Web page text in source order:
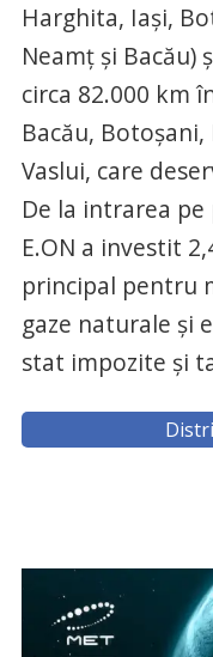
Harghita, Iaşi,
Neamţ şi Bacău)
circa 82.000 km
Bacău, Botoşani,
Vaslui, care
De la intrarea pe
E.ON a investit
principal pentru
gaze naturale şi
stat impozite şi